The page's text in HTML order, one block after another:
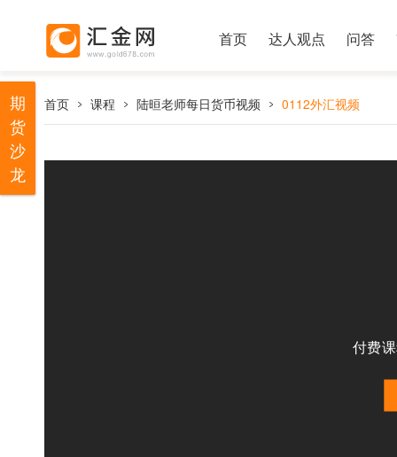
首页 达人观点 问答
首页 课程 陆晅老师每日货币视频 0112外汇视频
付费
期
货
沙
龙